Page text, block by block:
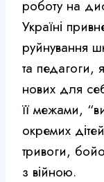
роботу на
Україні
руйнування
та педагоги,
нових для
її межами,
окремих
тривоги,
з війною.